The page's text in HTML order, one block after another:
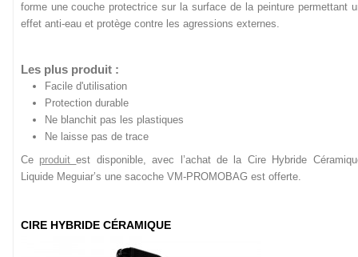
forme une couche protectrice sur la surface de la peinture permettant
effet anti-eau et protège contre les agressions externes.
Les plus produit :
Facile d'utilisation
Protection durable
Ne blanchit pas les plastiques
Ne laisse pas de trace
Ce produitest disponible, avec l’achat de la Cire Hybride
Liquide Meguiar’s une sacoche VM-PROMOBAG est offerte.
CIRE HYBRIDE CÉRAMIQUE